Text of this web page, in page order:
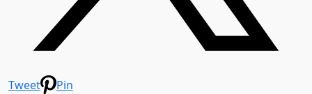
Tweet
Pin